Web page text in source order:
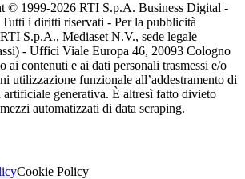
© 1999-2026 RTI S.p.A. Business Digital -
i diritti riservati - Per la pubblicità
S.p.A., Mediaset N.V., sede legale
- Uffici Viale Europa 46, 20093 Cologno
ai contenuti e ai dati personali trasmessi e/o
utilizzazione funzionale all’addestramento di
generativa. È altresì fatto divieto
automatizzati di data scraping.
Cookie Policy